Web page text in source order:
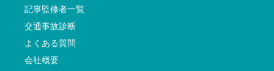
記事監修者一覧
交通事故診断
よくある質問
会社概要